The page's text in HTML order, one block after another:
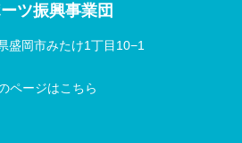
ツ振興事業団
盛岡市みたけ1丁目10−1
ページはこちら